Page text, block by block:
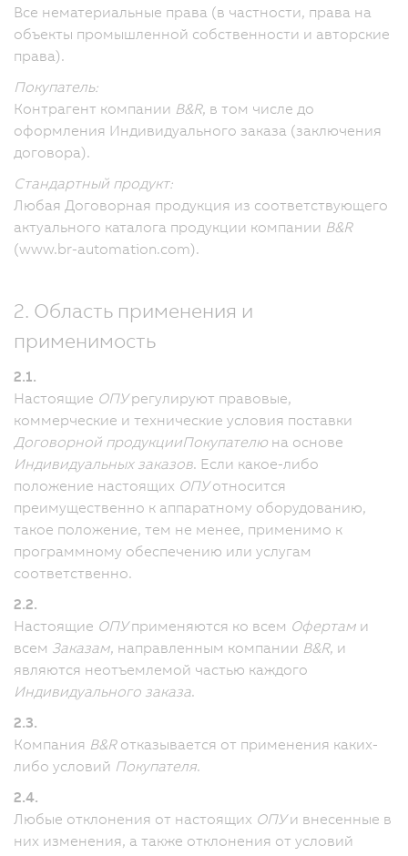
Все нематериальные права (в частности, права на
объекты промышленной собственности и авторские
права).
Покупатель:
Контрагент компании B&R, в том числе до
оформления Индивидуального заказа (заключения
договора).
Стандартный продукт:
Любая Договорная продукция из соответствующего
актуального каталога продукции компании B&R
(www.br-automation.com).
2. Область применения и
применимость
2.1.
Настоящие ОПУрегулируют правовые,
коммерческие и технические условия поставки
Договорной продукцииПокупателю на основе
Индивидуальных заказов. Если какое-либо
положение настоящих ОПУотносится
преимущественно к аппаратному оборудованию,
такое положение, тем не менее, применимо к
программному обеспечению или услугам
соответственно.
2.2.
Настоящие ОПУприменяются ко всем Офертам и
всем Заказам, направленным компании B&R, и
являются неотъемлемой частью каждого
Индивидуального заказа.
2.3.
Компания B&Rотказывается от применения каких-
либо условий Покупателя.
2.4.
Любые отклонения от настоящих ОПУи внесенные в
них изменения, а также отклонения от условий